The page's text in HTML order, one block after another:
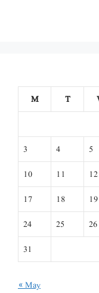
M
T
3
4 5
10
11 12
17
18 19
24
25 26
31
« May